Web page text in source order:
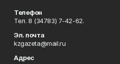
Телефон
Тел. 8 (34783) 7-42-62.
Эл. почта
kzgazeta@mail.ru
Адрес